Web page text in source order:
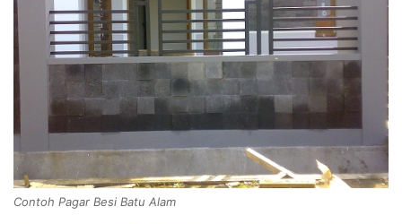
Contoh Pagar Besi Batu Alam